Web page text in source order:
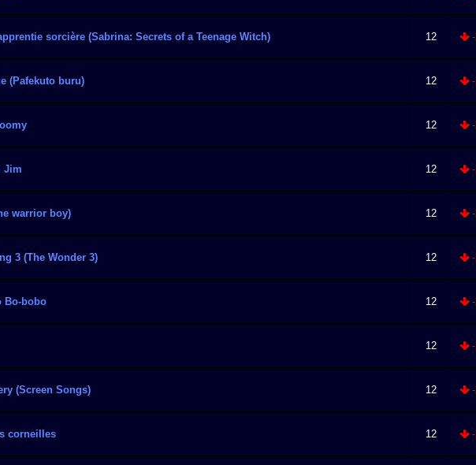
sorcière (Sabrina: Secrets of a Teenage Witch) 12 -
(Pafekuto buru) 12 -
12 -
Jim 12 -
warrior boy) 12 -
3 (The Wonder 3) 12 -
Bo-bobo 12 -
12 -
(Screen Songs) 12 -
corneilles 12 -